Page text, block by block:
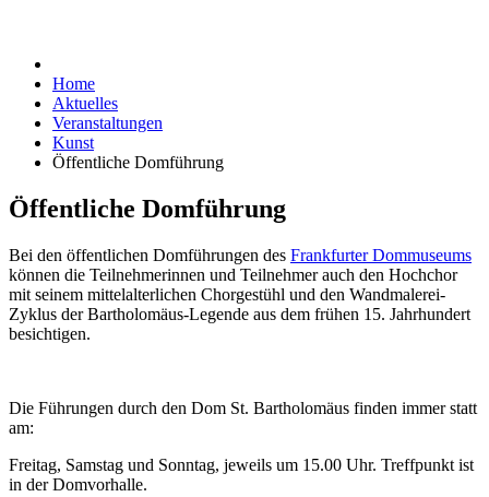
Home
Aktuelles
Veranstaltungen
Kunst
Öffentliche Domführung
Öffentliche Domführung
Bei den öffentlichen Domführungen des Frankfurter Dommuseums
können die Teilnehmerinnen und Teilnehmer auch den Hochchor
mit seinem mittelalterlichen Chorgestühl und den Wandmalerei-
Zyklus der Bartholomäus-Legende aus dem frühen 15. Jahrhundert
besichtigen.
Die Führungen durch den Dom St. Bartholomäus finden immer statt
am:
Freitag, Samstag und Sonntag, jeweils um 15.00 Uhr. Treffpunkt ist
in der Domvorhalle.